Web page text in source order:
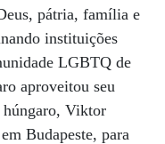
pátria, família e
instituições
LGBTQ de
aproveitou seu
Viktor
Budapeste, para